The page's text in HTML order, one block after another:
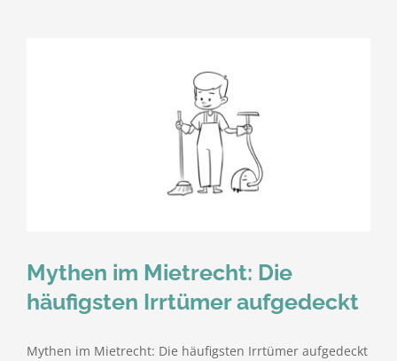
Mythen im Mietrecht: Die
häufigsten Irrtümer aufgedeckt
Mythen im Mietrecht: Die häufigsten Irrtümer aufgedeckt